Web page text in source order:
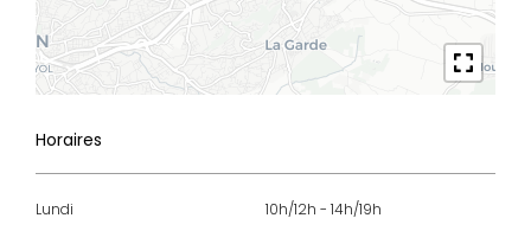
Horaires
Lundi
10h/12h - 14h/19h